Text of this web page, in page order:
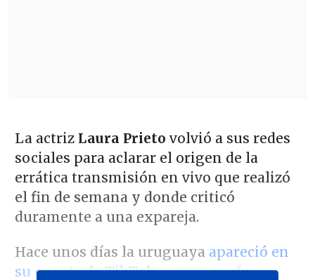
La actriz Laura Prieto volvió a sus redes
sociales para aclarar el origen de la
errática transmisión en vivo que realizó
el fin de semana y donde criticó
duramente a una expareja.
Hace unos días la uruguaya apareció en
su cuenta de TikTok con un confuso